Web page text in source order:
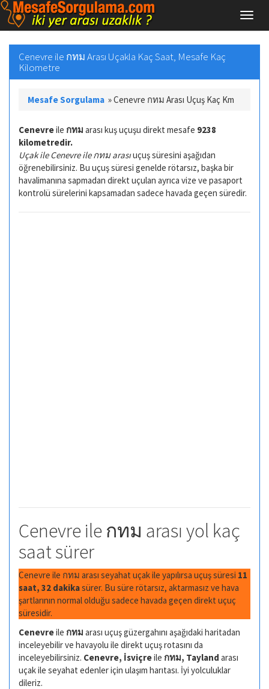
Cenevre ile กทม Arası Uçakla Kaç Saat, Mesafe Kaç
Kilometre
Mesafe Sorgulama »Cenevre กทม Arası Uçuş Kaç Km
Cenevreile กทม arası kuş uçuşu direkt mesafe 9238
kilometredir.
Uçak ile Cenevre ile กทม arasıuçuş süresini aşağıdan
öğrenebilirsiniz. Bu uçuş süresi genelde rötarsız, başka bir
havalimanına sapmadan direkt uçulan ayrıca vize ve pasaport
kontrolü sürelerini kapsamadan sadece havada geçen süredir.
Cenevre ile กทม arası yol kaç
saat sürer
Cenevre ile กทม arası seyahat uçak ile yapılırsa uçuş süresi 11
saat, 32 dakikasürer. Bu süre rötarsız, aktarmasız ve hava
şartlarının normal olduğu sadece havada geçen direkt uçuç
süresidir.
Cenevreile กทม arası uçuş güzergahını aşağıdaki haritadan
inceleyebilir ve havayolu ile direkt uçuş rotasını da
inceleyebilirsiniz. Cenevre, İsviçreile กทม, Tayland arası
uçak ile seyahat edenler için ulaşım harıtası. İyi yolculuklar
dileriz.